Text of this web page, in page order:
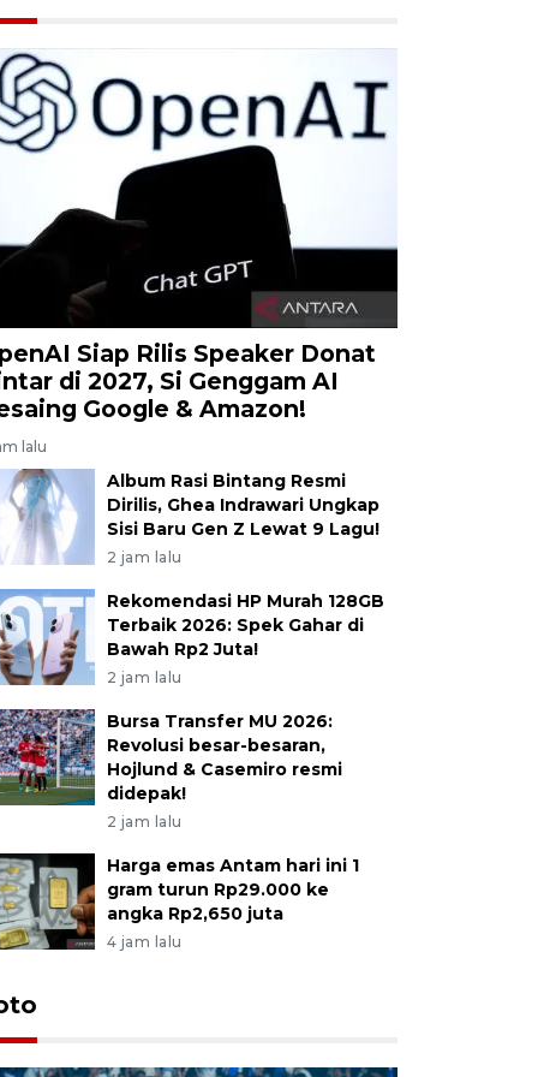
Siap Rilis Speaker Donat
di 2027, Si Genggam AI
Google & Amazon!
lalu
Album Rasi Bintang Resmi
Dirilis, Ghea Indrawari Ungkap
Sisi Baru Gen Z Lewat 9 Lagu!
2 jam lalu
Rekomendasi HP Murah 128GB
Terbaik 2026: Spek Gahar di
Bawah Rp2 Juta!
2 jam lalu
Bursa Transfer MU 2026:
Revolusi besar-besaran,
Hojlund & Casemiro resmi
didepak!
2 jam lalu
Harga emas Antam hari ini 1
gram turun Rp29.000 ke
angka Rp2,650 juta
4 jam lalu